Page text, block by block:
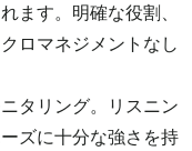
ます。明確な役割、
ロマネジメントなし
タリング。リスニン
ズに十分な強さを持